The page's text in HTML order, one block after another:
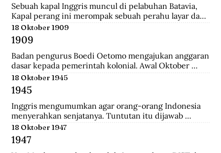
Sebuah kapal Inggris muncul di pelabuhan Batavia,
Kapal perang ini merompak sebuah perahu layar dan
perahu fregat. Setelah kejatuhan Tanjung Harapan,
Inggris berupaya untuk memblokade Pulau Jawa ,
yang merupakan langkah awal sebelum
merealisasikan rencana besarnya , yakni menguasai
Pulau Jawa.
18 Oktober 1909
1909
Badan pengurus Boedi Oetomo mengajukan anggaran
dasar kepada pemerintah kolonial. Awal Oktober
1909, Boedi Oetomo menyelenggrakan konggres
untuk menentukan arah perjuangan organisasi.
Konggres itu berjalan alot, kaum tua seperti Wahidin
Sudirohusodo dan Radjiman Wedyodiningrat
menghendaki pendidikan untuk kaum priyayi,
sementara kaum muda seperti Tjipto Mangunkusumo
dan Soetomo justru menghendaki pendidikan bagi
seluruh rakyat.
18 Oktober 1945
1945
Inggris mengumumkan agar orang-orang Indonesia
menyerahkan senjatanya. Tuntutan itu dijawab
dengan giatnya pembentukan laskar-laskar di Medan
dan sekitarnya, seperti Berastagi dan Pematang
Siantar. Anggota laskar bahkan mencari senjata yang
18 Oktober 1947
1947